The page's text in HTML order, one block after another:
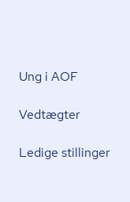
Ung i AOF
Vedtægter
Ledige stillinger